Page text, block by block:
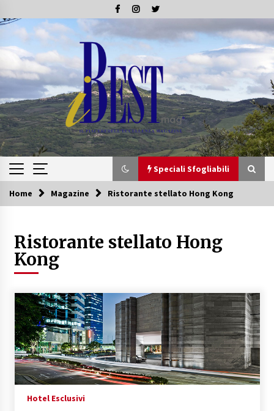
to
content
Speciali Sfogliabili
Speciali Sfogliabili
Speciale – Tesori di Toscana
16/07/2019
Speciale – Cinque Risi Italiani Top
04/03/2019
Speciale Vini Rosè Italiani
31/07/2018
Home Magazine Ristorante stellato Hong Kong
Ristorante stellato Hong
Kong
Hotel Esclusivi